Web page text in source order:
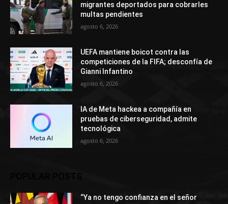
migrantes deportados para cobrarles
multas pendientes
agosto 6, 2026
UEFA mantiene boicot contra las
competiciones de la FIFA; desconfía de
Gianni Infantino
agosto 6, 2026
IA de Meta hackea a compañía en
pruebas de ciberseguridad, admite
tecnológica
agosto 6, 2026
“Ya no tengo confianza en el señor